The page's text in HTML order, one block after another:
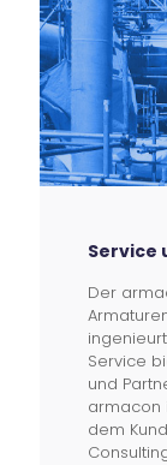
Service
Der
Service
und
armacon
dem